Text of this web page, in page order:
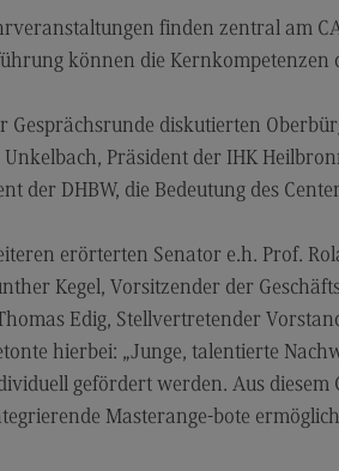
Elektrotechnik und
Informationstechnik
Informationstechnik
Profil-O-Mat Elektrotechnik und
Informationstechnik
Modulangebot
Berufsperspektiven
Entrepreneurship
finden zentral am
können die Kernkompetenzen
Gesprächsrunde diskutierten
Präsident der IHK
der DHBW, die Bedeutung des
erörterten Senator e.h. Prof.
Kegel, Vorsitzender der
Edig, Stellvertretender
hierbei: „Junge, talentierte
gefördert werden. Aus diesem
Masterange-bote